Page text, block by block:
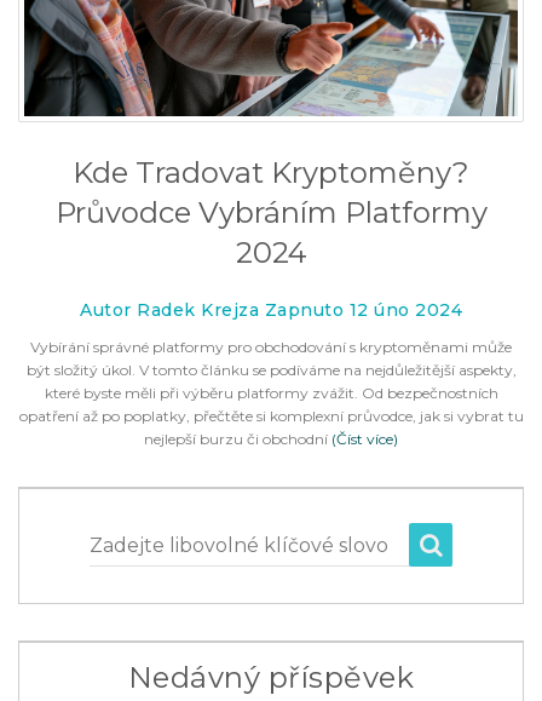
Kde Tradovat Kryptoměny?
Průvodce Vybráním Platformy
2024
Autor Radek Krejza Zapnuto 12 úno 2024
Vybírání správné platformy pro obchodování s kryptoměnami může
být složitý úkol. V tomto článku se podíváme na nejdůležitější aspekty,
které byste měli při výběru platformy zvážit. Od bezpečnostních
opatření až po poplatky, přečtěte si komplexní průvodce, jak si vybrat tu
nejlepší burzu či obchodní (Číst více)
Zadejte libovolné klíčové slovo
Nedávný příspěvek